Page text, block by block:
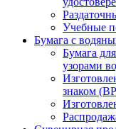
Учебные
Бумага с
Бумага
узорами
знаком